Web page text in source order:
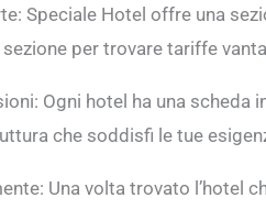
Speciale Hotel offre una
per trovare tariffe
Ogni hotel ha una
che soddisfi le tue
Una volta trovato l’hotel